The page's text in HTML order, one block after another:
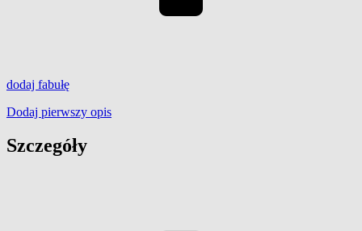
dodaj fabułę
Dodaj pierwszy opis
Szczegóły